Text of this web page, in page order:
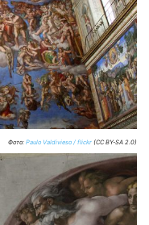
Фото: Paulo Valdivieso / flickr (CC BY-SA 2.0)